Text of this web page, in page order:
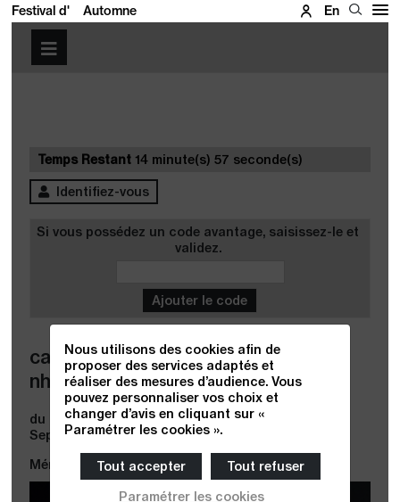
Festival d' Automne En